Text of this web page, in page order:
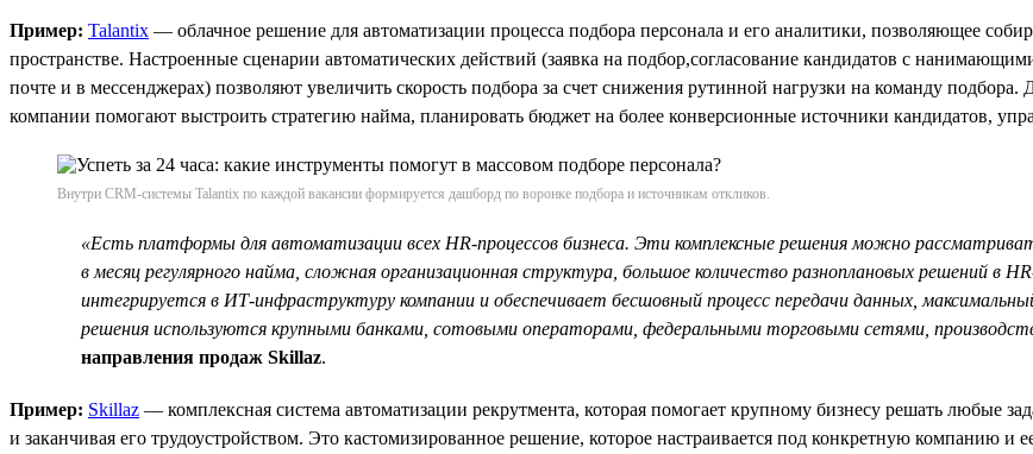
Пример: Talantix — облачное решение для автоматизации процесса подбора персонала и его аналитики, позволяющее
пространстве. Настроенные сценарии автоматических действий (заявка на подбор,согласование кандидатов с
почте и в мессенджерах) позволяют увеличить скорость подбора за счет снижения рутинной нагрузки на команду
компании помогают выстроить стратегию найма, планировать бюджет на более конверсионные источники кандидатов,
Внутри CRM-системы Talantix по каждой вакансии формируется дашборд по воронке подбора и источникам откликов.
«Есть платформы для автоматизации всех HR-процессов бизнеса. Эти комплексные решения можно
в месяц регулярного найма, сложная организационная структура, большое количество разноплановых решений в
интегрируется в ИТ-инфраструктуру компании и обеспечивает бесшовный процесс передачи данных,
решения используются крупными банками, сотовыми операторами, федеральными торговыми сетями,
направления продаж Skillaz.
Пример: Skillaz — комплексная система автоматизации рекрутмента, которая помогает крупному бизнесу решать любые
и заканчивая его трудоустройством. Это кастомизированное решение, которое настраивается под конкретную компанию